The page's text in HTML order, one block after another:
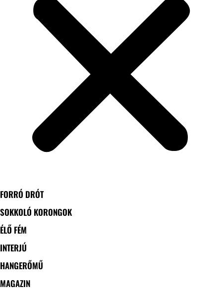
FORRÓ DRÓT
SOKKOLÓ KORONGOK
ÉLŐ FÉM
INTERJÚ
HANGERŐMŰ
MAGAZIN